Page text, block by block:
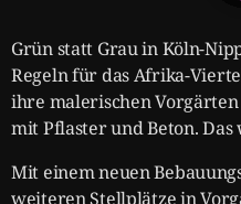
Grün statt Grau in Köln-
Regeln für das Afrika-
ihre malerischen
mit Pflaster und Beton.
Mit einem neuen
weiteren Stellplätze in